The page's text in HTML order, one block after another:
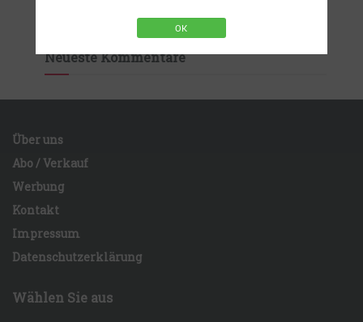
Neueste Kommentare
Über uns
Abo / Verkauf
Werbung
Kontakt
Impressum
Datenschutzerklärung
Wählen Sie aus
OK